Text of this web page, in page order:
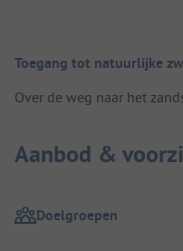
Toegang tot natuurlijke
Over de weg naar het
Aanbod &
Doelgroepen